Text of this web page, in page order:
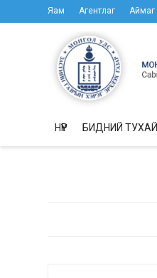
Яам Агентлаг Аймаг
НҮҮР БИДНИЙ ТУХАЙ